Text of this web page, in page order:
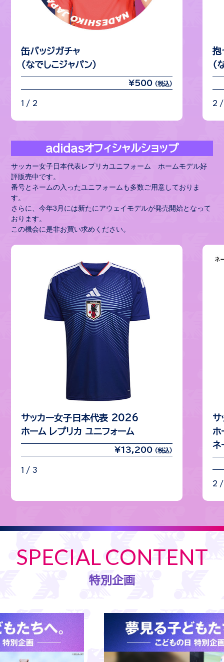
缶バッジガチャ
（なでしこジャパン）
¥500 (税込)
1 / 2
抱
（
2
adidasオフィシャルショップ
サッカー女子日本代表レプリカユニフォーム ホームモデル好
評販売中です。
番号とネームの入ったユニフォームも多数ご用意しておりま
す。
さらに、今年3月には新たにアウェイモデルが発売開始となって
おります。
この機会に是非お買い求めください。
サッカー女子日本代表 2026
ホーム レプリカ ユニフォーム
¥13,200 (税込)
1 / 3
サ
ホ
ネ
2
SPECIAL CONTENT
特別企画